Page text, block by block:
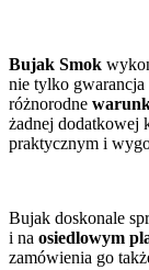
Bujak Smok
nie tylko gwarancja
różnorodne
żadnej dodatkowej
praktycznym i
Bujak doskonale
i na osiedlowym
zamówienia go